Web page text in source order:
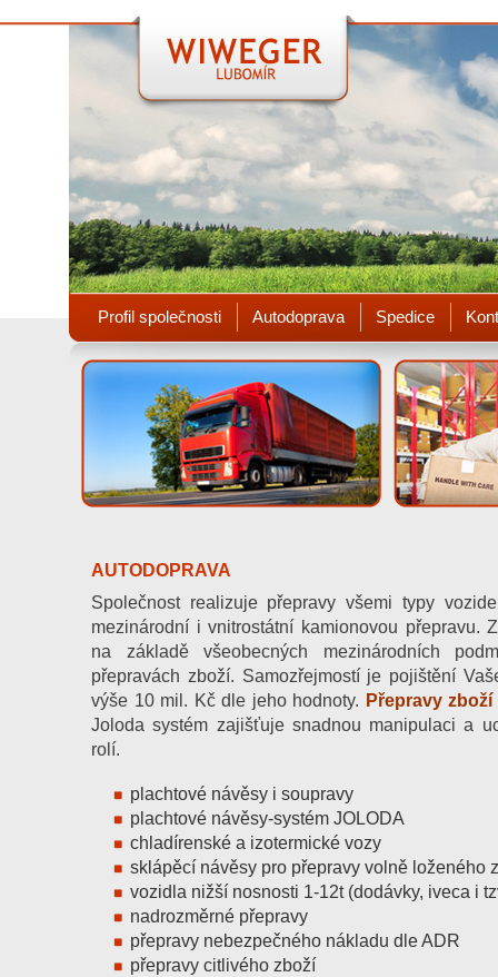
Profil společnosti Autodoprava Spedice
AUTODOPRAVA
Společnost realizuje přepravy všemi typy
mezinárodní i vnitrostátní kamionovou přepravu.
na základě všeobecných mezinárodních
přepravách zboží. Samozřejmostí je pojištění
výše 10 mil. Kč dle jeho hodnoty. Přepravy
Joloda systém zajišťuje snadnou manipulaci a
rolí.
plachtové návěsy i soupravy
plachtové návěsy-systém JOLODA
chladírenské a izotermické vozy
sklápěcí návěsy pro přepravy volně loženého
vozidla nižší nosnosti 1-12t (dodávky, iveca i
nadrozměrné přepravy
přepravy nebezpečného nákladu dle ADR
přepravy citlivého zboží